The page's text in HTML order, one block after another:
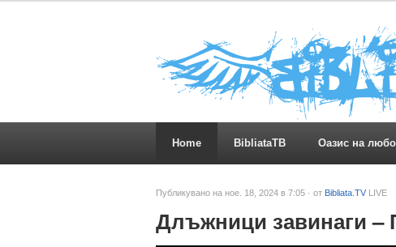
Home BibliataTB Оазис на
Публикувано на ное. 18, 2024 в 7:05 · от Bibliata.TV LIVE
Длъжници завинаги –